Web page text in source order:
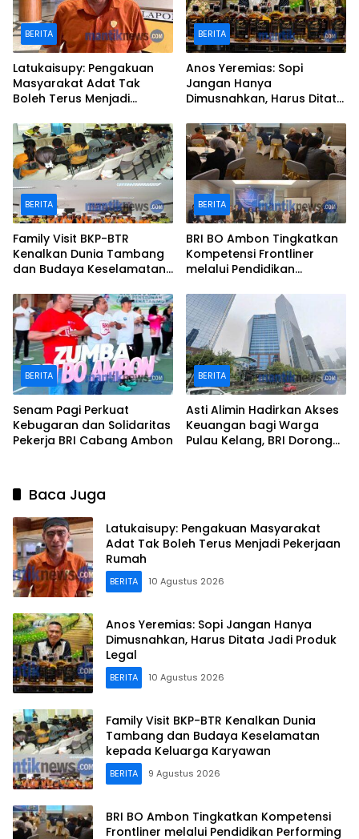
BERITA
Latukaisupy: Pengakuan
Masyarakat Adat Tak
Boleh Terus Menjadi
BERITA
Anos Yeremias: Sopi
Jangan Hanya
Dimusnahkan, Harus Ditata
BERITA
Family Visit BKP-BTR
Kenalkan Dunia Tambang
dan Budaya Keselamatan
Karyawan
BERITA
BRI BO Ambon Tingkatkan
Kompetensi Frontliner
melalui Pendidikan
BERITA
Senam Pagi Perkuat
Kebugaran dan Solidaritas
Pekerja BRI Cabang Ambon
BERITA
Asti Alimin Hadirkan Akses
Keuangan bagi Warga
Pulau Kelang, BRI Dorong
Baca Juga
Latukaisupy: Pengakuan Masyarakat
Adat Tak Boleh Terus Menjadi Pekerjaan
Rumah
BERITA 10 Agustus 2026
Anos Yeremias: Sopi Jangan Hanya
Dimusnahkan, Harus Ditata Jadi Produk
Legal
BERITA 10 Agustus 2026
Family Visit BKP-BTR Kenalkan Dunia
Tambang dan Budaya Keselamatan
kepada Keluarga Karyawan
BERITA 9 Agustus 2026
BRI BO Ambon Tingkatkan Kompetensi
Frontliner melalui Pendidikan Performing